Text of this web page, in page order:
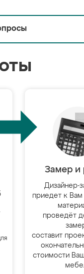
Замер и
Дизайнер-
приедет к Вам
проведёт
составит
стоимости